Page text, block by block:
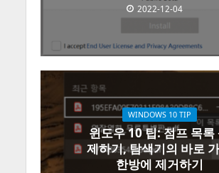
2022-12-04
WINDOWS 10 TIP
윈도우 10 팁: 점프 목록
제하기, 탐색기의 바로
한방에 제거하기